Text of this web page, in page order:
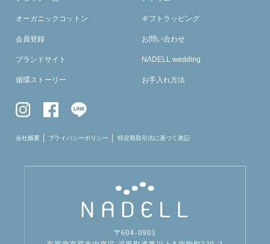
オーガニックコットン
会員登録
ブランドサイト
循環ストーリー
ギフトラッピング
お問い合わせ
NADELL wedding
お手入れ方法
会社概要 プライバシーポリシー 特定商取引法に基づく表記